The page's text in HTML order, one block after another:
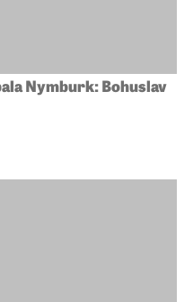
Nymburk: Bohuslav